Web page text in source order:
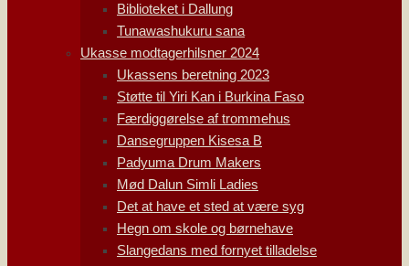
Biblioteket i Dallung
Tunawashukuru sana
Ukasse modtagerhilsner 2024
Ukassens beretning 2023
Støtte til Yiri Kan i Burkina Faso
Færdiggørelse af trommehus
Dansegruppen Kisesa B
Padyuma Drum Makers
Mød Dalun Simli Ladies
Det at have et sted at være syg
Hegn om skole og børnehave
Slangedans med fornyet tilladelse